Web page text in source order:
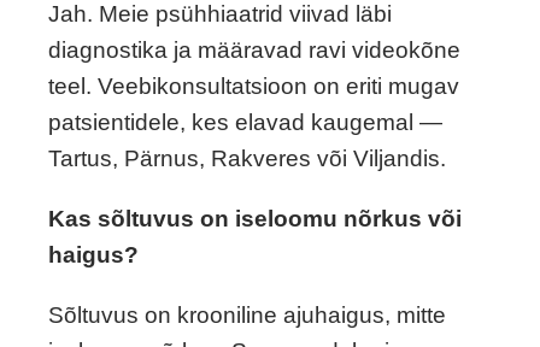
Jah. Meie psühhiaatrid viivad läbi
diagnostika ja määravad ravi videokõne
teel. Veebikonsultatsioon on eriti mugav
patsientidele, kes elavad kaugemal —
Tartus, Pärnus, Rakveres või Viljandis.
Kas sõltuvus on iseloomu nõrkus või
haigus?
Sõltuvus on krooniline ajuhaigus, mitte